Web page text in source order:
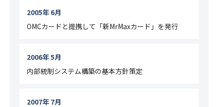
2005年 6月
OMCカードと提携して「新MrMaxカード」を発行
2006年 5月
内部統制システム構築の基本方針策定
2007年 7月